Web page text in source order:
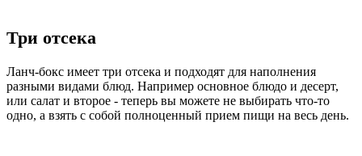
Три отсека
Ланч-бокс имеет три отсека и подходят для наполнения
разными видами блюд. Например основное блюдо и десерт,
или салат и второе - теперь вы можете не выбирать что-то
одно, а взять с собой полноценный прием пищи на весь день.